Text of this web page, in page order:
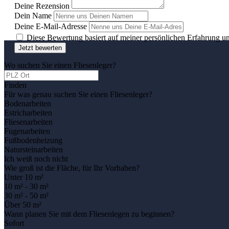
Deine Rezension
Dein Name
Deine E-Mail-Adresse
Diese Bewertung basiert auf meiner persönlichen Erfahrung
Jetzt bewerten
Wo suchen Sie einen Fliesenleger?
Finden
Für was genau suchen Sie einen Fliesenleger?
Bodenarbeiten
Estricharbeiten
Fliesenarbeiten
Fugenarbeiten
Fußbodenheizung
Natursteinarbeiten
Ich weiß noch nicht
Wie groß ist die Fläche, für Ihr Vorhaben?
Unter 10 m²
10 m² - 30 m²
30 m² - 50 m²
Über 50 m²
Wann planen Sie mit dem Fliesenlegen zu beginnen?
Sofort